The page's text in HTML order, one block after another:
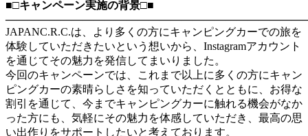
■□キャンペーン実施の背景□■
JAPANC.R.C.は、より多くの方にキャンピングカーでの旅を
体験していただきたいという想いから、Instagramアカウント
を通じてその魅力を発信してまいりました。
今回のキャンペーンでは、これまで以上に多くの方にキャン
ピングカーの素晴らしさを知っていただくとともに、お得な
割引を通じて、今までキャンピングカーに触れる機会がなか
った方にも、気軽にその魅力を体感していただき、最高の思
い出作りをサポートしたいと考えております。